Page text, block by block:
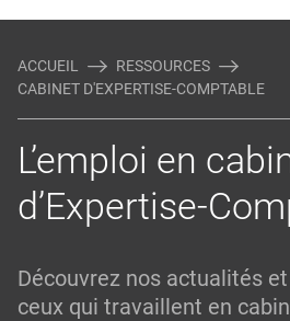
ACCUEIL
RESSOURCES
CABINET D'EXPERTISE-COMPTABLE
L’emploi en
d’Expertise-
Découvrez nos actualités
ceux qui travaillent en